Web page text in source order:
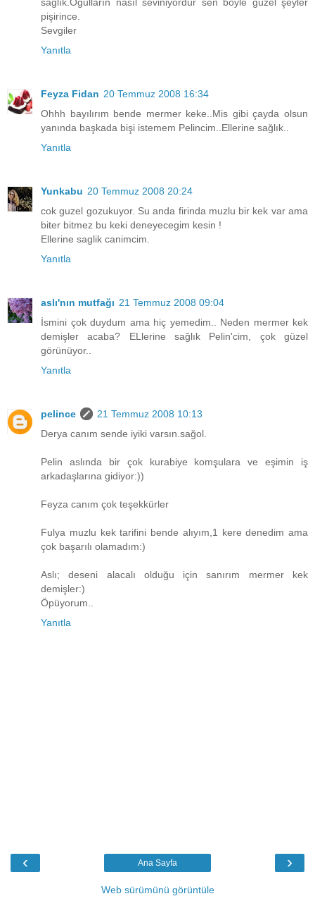
pişirince.
Sevgiler
Yanıtla
Feyza Fidan 20 Temmuz 2008 16:34
Ohhh bayılırım bende mermer keke..Mis gibi çayda olsun
yanında başkada bişi istemem Pelincim..Ellerine sağlık..
Yanıtla
Yunkabu 20 Temmuz 2008 20:24
cok guzel gozukuyor. Su anda firinda muzlu bir kek var ama
biter bitmez bu keki deneyecegim kesin !
Ellerine saglik canimcim.
Yanıtla
aslı'nın mutfağı 21 Temmuz 2008 09:04
İsmini çok duydum ama hiç yemedim.. Neden mermer kek
demişler acaba? ELlerine sağlık Pelin'cim, çok güzel
görünüyor..
Yanıtla
pelince
21 Temmuz 2008 10:13
Derya canım sende iyiki varsın.sağol.
Pelin aslında bir çok kurabiye komşulara ve eşimin iş
arkadaşlarına gidiyor:))
Feyza canım çok teşekkürler
Fulya muzlu kek tarifini bende alıyım,1 kere denedim ama
çok başarılı olamadım:)
Aslı; deseni alacalı olduğu için sanırım mermer kek
demişler:)
Öpüyorum..
Yanıtla
‹ ›
Ana Sayfa
Web sürümünü görüntüle